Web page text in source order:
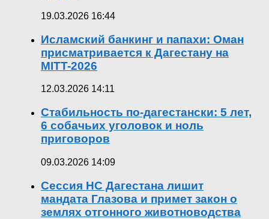
19.03.2026 16:44
Исламский банкинг и папахи: Оман
присматривается к Дагестану на
MITT-2026
12.03.2026 14:11
Стабильность по-дагестански: 5 лет,
6 собачьих уголовок и ноль
приговоров
09.03.2026 14:09
Сессия НС Дагестана лишит
мандата Глазова и примет закон о
землях отгонного животноводства